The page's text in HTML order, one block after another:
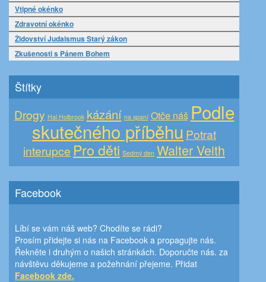
Vtipné okénko
Zdravotní okénko
Židovství Judaismus Starý zákon
Zkušenosti s Pánem Bohem
Štítky
Drogy Hal Holbrook kázání na spaní Otče náš Podle
skutečného příběhu Potrat
interupce Pro děti Sedmý den Walter Veith
Facebook
Líbí se vám náš web? Chodíte se rádi?
Prosím přidejte si nás na Facebook a propagujte nás.
Řekněte i druhým o našich stránkách. Doporučte nás. za
návštěvu děkujeme a požehnání přejeme. Přidat
Facebook zde.